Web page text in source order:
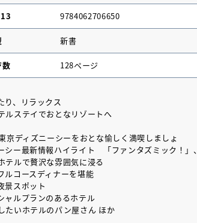
9784062706650
新書
数 128ページ
り、リラックス
ルステイでおとなリゾートへ
京ディズニーシーをおとな愉しく満喫しましょ
ー最新情報ハイライト 「ファンタズミック！」
ルで贅沢な雰囲気に浸る
コースディナーを堪能
景スポット
ルプランのあるホテル
たいホテルのパン屋さん ほか
イト ＃４ 2026年９月
2025.02.17